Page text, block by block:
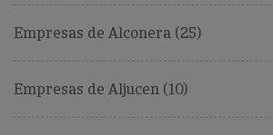
Empresas de Alconera (25)
Empresas de Aljucen (10)